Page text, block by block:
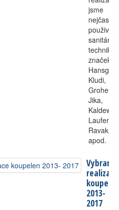
jsme
nejčastěji
použivali
techniku
značek
Kludi,
Grohe,
Jika,
Kaldewei,
Laufen,
Ravak
apod.
Vybrané
realizace
koupelen
2013-
2017